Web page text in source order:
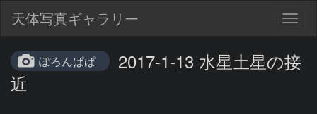
天体写真ギャラリー
ぽろんぱぱ
2017-1-13 水星土星の接
近